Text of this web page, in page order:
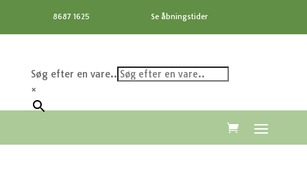
8687 1625 Se åbningstider
Søg efter en vare..
×